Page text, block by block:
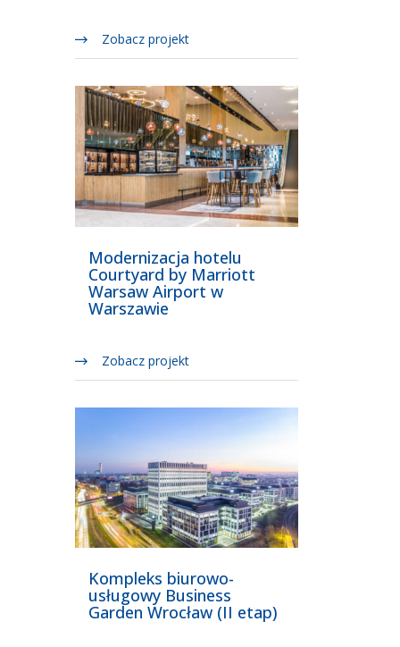
Zobacz projekt
Modernizacja hotelu
Courtyard by Marriott
Warsaw Airport w
Warszawie
Zobacz projekt
Kompleks biurowo-
usługowy Business
Garden Wrocław (II etap)